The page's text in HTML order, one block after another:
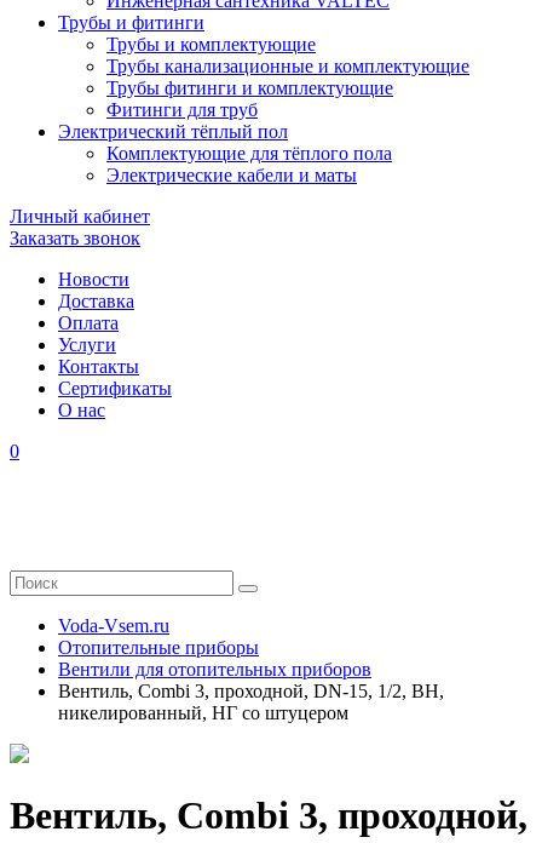
Трубы и фитинги
Трубы и комплектующие
Трубы канализационные и комплектующие
Трубы фитинги и комплектующие
Фитинги для труб
Электрический тёплый пол
Комплектующие для тёплого пола
Электрические кабели и маты
Личный кабинет
Заказать звонок
Новости
Доставка
Оплата
Услуги
Контакты
Cертификаты
О нас
0
Voda-Vsem.ru
Отопительные приборы
Вентили для отопительных приборов
Вентиль, Combi 3, проходной, DN-15, 1/2, ВН,
никелированный, НГ со штуцером
Вентиль, Combi 3, проходной,